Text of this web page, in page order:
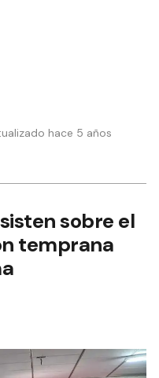
hace 5 años
sobre el
temprana